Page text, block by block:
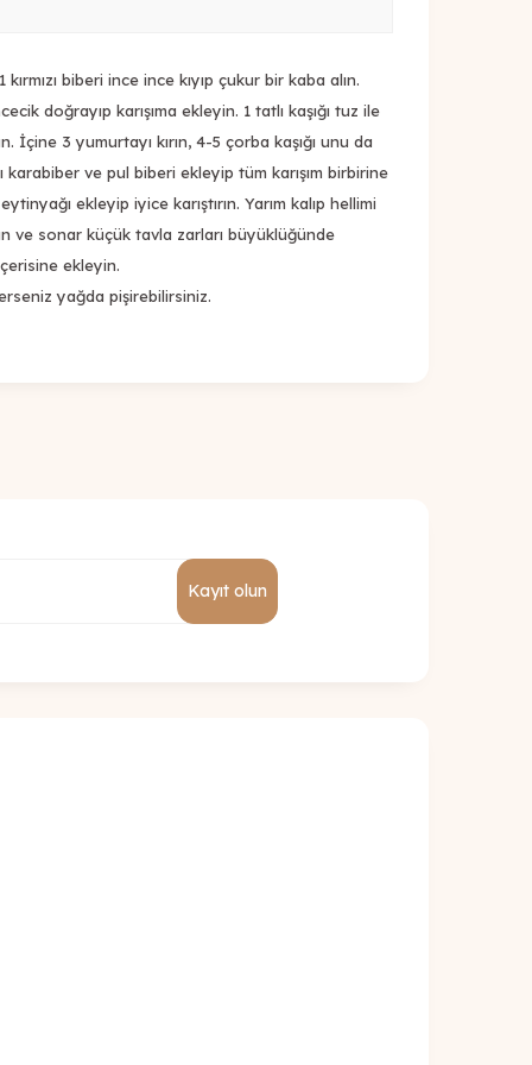
biberi ince ince kıyıp çukur bir kaba alın.
doğrayıp karışıma ekleyin. 1 tatlı kaşığı tuz ile
İçine 3 yumurtayı kırın, 4-5 çorba kaşığı unu da
karabiber ve pul biberi ekleyip tüm karışım birbirine
ekleyip iyice karıştırın. Yarım kalıp hellimi
ve sonar küçük tavla zarları büyüklüğünde
ekleyin.
yağda pişirebilirsiniz.
Kayıt olun